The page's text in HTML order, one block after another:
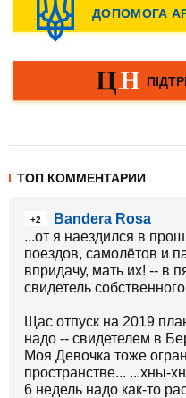
ТОП КОММЕНТАРИИ
+2
Bandera Rosa
...от я наездился в
поездов, самолётов и
впридачу, мать их! -- в
свидетель
Щас отпуск на 2019
надо -- свидетелем в
Моя Девочка тоже
пространстве... ...хны-
6 недель надо как-то